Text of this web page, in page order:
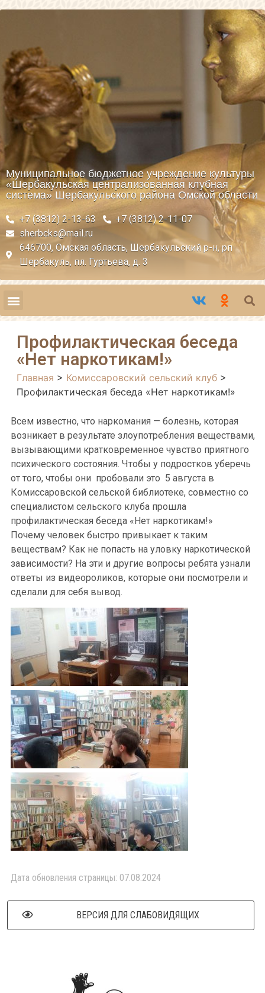
Муниципальное бюджетное учреждение культуры
«Шербакульская централизованная клубная
система» Шербакульского района Омской области
+7 (3812) 2-13-63
+7 (3812) 2-11-07
sherbcks@mail.ru
646700, Омская область, Шербакульский р-н, рп
Шербакуль, пл. Гуртьева, д. 3
Профилактическая беседа
«Нет наркотикам!»
Главная > Комиссаровский сельский клуб >
Профилактическая беседа «Нет наркотикам!»
Всем известно, что наркомания — болезнь, которая
возникает в результате злоупотребления веществами,
вызывающими кратковременное чувство приятного
психического состояния. Чтобы у подростков уберечь
от того, чтобы они пробовали это 5 августа в
Комиссаровской сельской библиотеке, совместно со
специалистом сельского клуба прошла
профилактическая беседа «Нет наркотикам!»
Почему человек быстро привыкает к таким
веществам? Как не попасть на уловку наркотической
зависимости? На эти и другие вопросы ребята узнали
ответы из видеороликов, которые они посмотрели и
сделали для себя вывод.
Дата обновления страницы: 07.08.2024
ВЕРСИЯ ДЛЯ СЛАБОВИДЯЩИХ